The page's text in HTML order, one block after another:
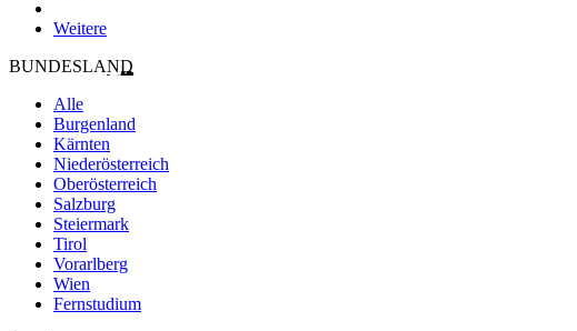
Weitere
BUNDESLAND
Alle
Burgenland
Kärnten
Niederösterreich
Oberösterreich
Salzburg
Steiermark
Tirol
Vorarlberg
Wien
Fernstudium